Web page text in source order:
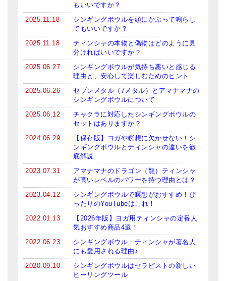
もいいですか？
2025.11.18
シンギングボウルを頭にかぶって鳴らし
てもいいですか？
2025.11.18
ティンシャの本物と偽物はどのように見
分ければいいですか？
2025.06.27
シンギングボウルが気持ち悪いと感じる
理由と、安心して楽しむためのヒント
2025.06.26
セブンメタル（7メタル）とアマナマナの
シンギングボウルについて
2025.06.12
チャクラに対応したシンギングボウルの
セットはありますか？
2024.06.29
【保存版】ヨガや瞑想に欠かせない！シ
ンギングボウルとティンシャの違いを徹
底解説
2023.07.31
アマナマナのドラゴン（龍）ティンシャ
が高いレベルのパワーを持つ理由とは？
2023.04.12
シンギングボウルで瞑想がおすすめ！ぴ
ったりのYouTubeはこれ！
2022.01.13
【2026年版】ヨガ用ティンシャの定番人
気おすすめ商品4選！
2022.06.23
シンギングボウル・ティンシャが著名人
にも愛用される理由♪
2020.09.10
シンギングボウルはセラピストの新しい
ヒーリングツール